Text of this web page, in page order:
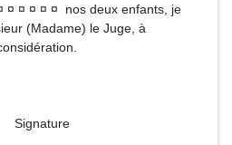
¤ ¤ ¤ ¤ ¤ nos deux enfants, je
(Madame) le Juge, à